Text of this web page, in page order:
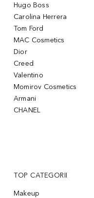
Hugo Boss
Carolina Herrera
Tom Ford
MAC Cosmetics
Dior
Creed
Valentino
Momirov Cosmetics
Armani
CHANEL
TOP CATEGORII
Makeup